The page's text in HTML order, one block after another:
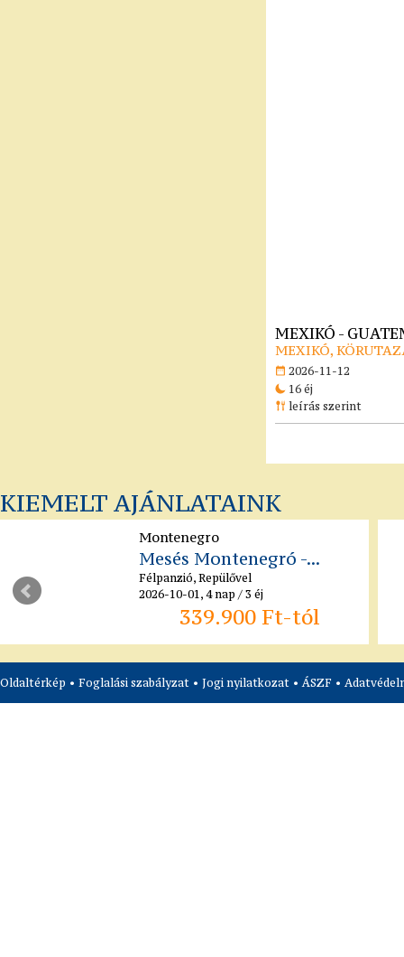
MEXIKÓ -
MEXIKÓ,
2026-11-12
16 éj
leírás szerint
KIEMELT AJÁNLATAINK
Montenegro
Mesés Montenegró -...
Félpanzió, Repülővel
2026-10-01, 4 nap / 3 éj
339.900 Ft-tól
Oldaltérkép • Foglalási szabályzat • Jogi nyilatkozat • ÁSZF •